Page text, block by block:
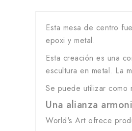
Esta mesa de centro
epoxi y metal.
Esta creación es una
escultura en metal. La
Se puede utilizar como
Una alianza
World's Art ofrece